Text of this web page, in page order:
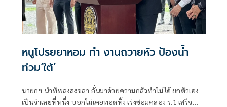
หนูโปรยยาหอม ทำ งานถวายหัว ป้องนํ้า
ท่วม‘ใต้’
นายกฯ นำทัพลงสงขลา ลั่นมาด้วยความกลัวทำไม่ได้ ยกตัวเอง
เป็นจำเลยที่หนึ่ง บอกไม่เคยทอดทิ้ง เร่งซ่อมคลอง ร.1 เสร็จ